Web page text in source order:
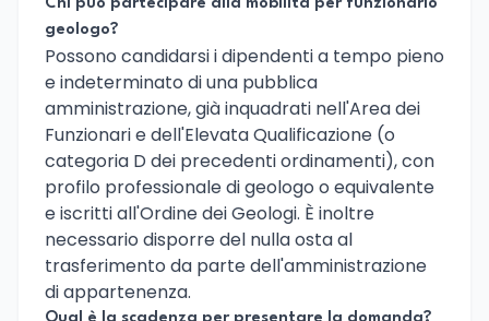
Chi può partecipare alla mobilità per funzionario
geologo?
Possono candidarsi i dipendenti a tempo pieno
e indeterminato di una pubblica
amministrazione, già inquadrati nell'Area dei
Funzionari e dell'Elevata Qualificazione (o
categoria D dei precedenti ordinamenti), con
profilo professionale di geologo o equivalente
e iscritti all'Ordine dei Geologi. È inoltre
necessario disporre del nulla osta al
trasferimento da parte dell'amministrazione
di appartenenza.